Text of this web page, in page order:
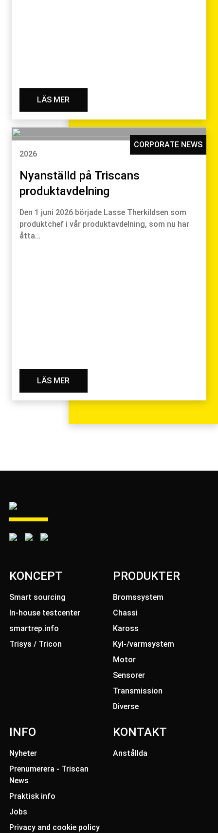
LÄS MER
CORPORATE NEWS
2026
Nyanställd på Triscans
produktavdelning
Den 1 juni 2026 började Lasse Therkildsen som
produktchef i vår produktavdelning, som nu har
åtta…
LÄS MER
KONCEPT
Smart sourcing
In-house testcenter
smartrep.info
Trisys / Tricon
PRODUKTER
Bromssystem
Chassi
Kaross
Kyl-/varmsystem
Motor
Sensorer
Transmission
Diverse
INFO
Nyheter
Prenumerera - Triscan
News
Praktisk info
Jobs
Privacy and cookie policy
KONTAKT
Anstållda